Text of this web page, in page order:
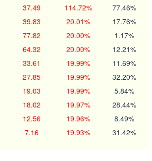
37.49 114.72% 77.46%
39.83 20.01% 17.76%
77.82 20.00% 1.17%
64.32 20.00% 12.21%
33.61 19.99% 11.69%
27.85 19.99% 32.20%
19.03 19.99% 5.84%
18.02 19.97% 28.44%
12.56 19.96% 8.49%
7.16 19.93% 31.42%